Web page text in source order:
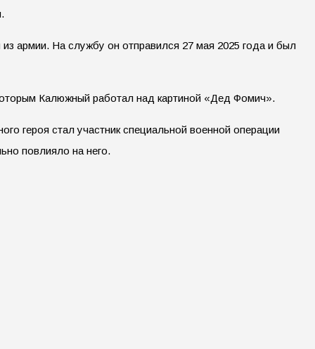
армии. На службу он отправился 27 мая 2025 года и был
Калюжный работал над картиной «Дед Фомич».
героя стал участник специальной военной операции
повлияло на него.